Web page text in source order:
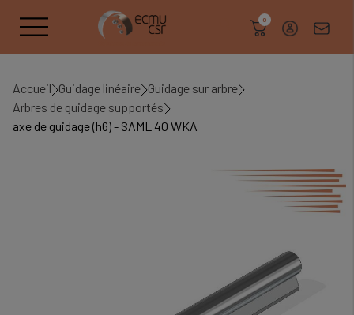
0
Accueil Guidage linéaire Guidage sur arbre
Arbres de guidage supportés
axe de guidage (h6) - SAML 40 WKA